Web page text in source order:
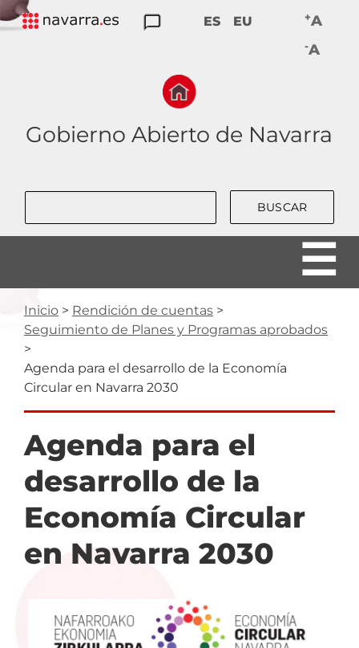
Skip
to
Gobierno Abierto de Navarra
ES EU +A
-A
RUTA
DE
NAVEGACIÓN
Inicio
Rendición de cuentas
Seguimiento de Planes y Programas aprobados
Agenda para el desarrollo de la Economía
Circular en Navarra 2030
Agenda para el
desarrollo de la
Economía Circular
en Navarra 2030